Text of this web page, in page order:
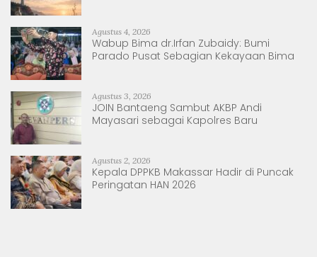
Agustus 4, 2026
Wabup Bima dr.Irfan Zubaidy: Bumi
Parado Pusat Sebagian Kekayaan Bima
Agustus 3, 2026
JOIN Bantaeng Sambut AKBP Andi
Mayasari sebagai Kapolres Baru
Agustus 2, 2026
Kepala DPPKB Makassar Hadir di Puncak
Peringatan HAN 2026